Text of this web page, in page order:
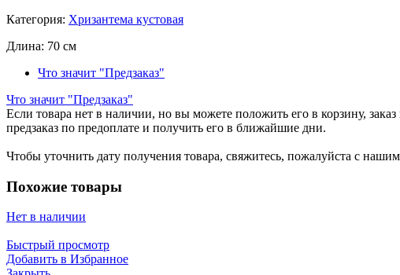
Категория: Хризантема кустовая
Длина: 70 см
Что значит "Предзаказ"
Что значит "Предзаказ"
Если товара нет в наличии, но вы можете положить его в корзину,
предзаказ по предоплате и получить его в ближайшие дни.
Чтобы уточнить дату получения товара, свяжитесь, пожалуйста с
Похожие товары
Нет в наличии
Быстрый просмотр
Добавить в Избранное